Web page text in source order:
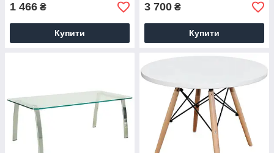
1 466 ₴
Купити
3 700 ₴
Купити